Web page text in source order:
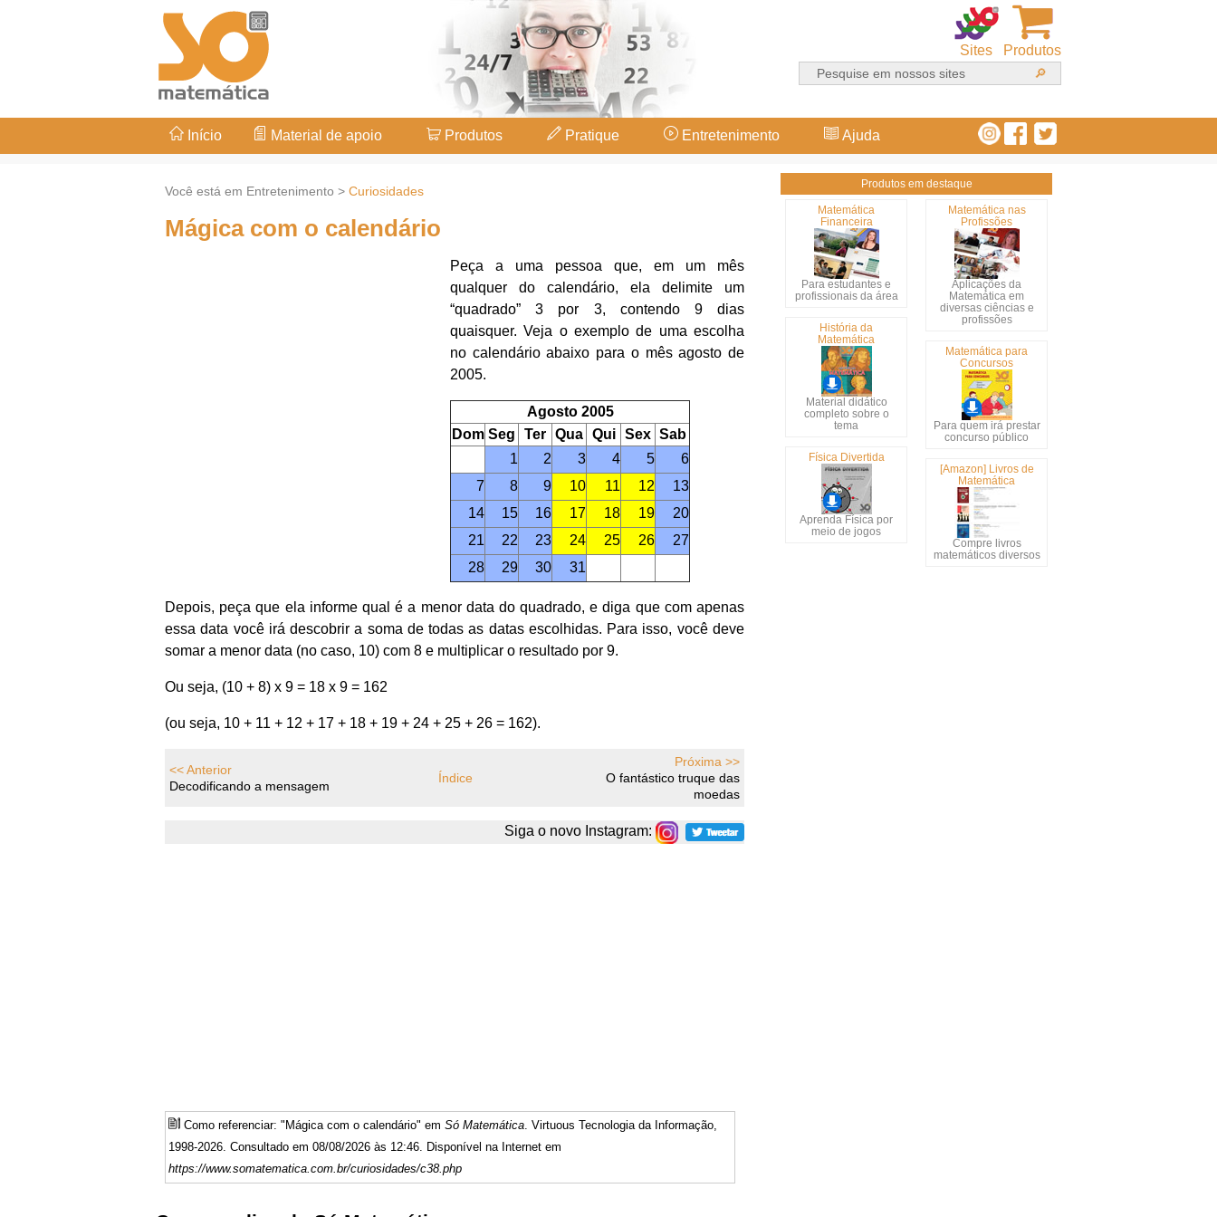
Produtos
Sites
Início Material de apoio Produtos Pratique Entretenimento Ajuda
Você está em Entretenimento > Curiosidades
Mágica com o calendário
Peça a uma pessoa que, em um mês
qualquer do calendário, ela delimite um
“quadrado” 3 por 3, contendo 9 dias
quaisquer. Veja o exemplo de uma escolha
no calendário abaixo para o mês agosto de
2005.
Agosto 2005
Dom Seg Ter Qua Qui Sex Sab
1
2 3 4 5
6
7
8 9 10 11 12
13
14
15 16 17 18 19
20
21
22 23 24 25 26
27
28
29 30 31
Depois, peça que ela informe qual é a menor data do quadrado, e diga que com apenas
essa data você irá descobrir a soma de todas as datas escolhidas. Para isso, você deve
somar a menor data (no caso, 10) com 8 e multiplicar o resultado por 9.
Ou seja, (10 + 8) x 9 = 18 x 9 = 162
(ou seja, 10 + 11 + 12 + 17 + 18 + 19 + 24 + 25 + 26 = 162).
<< Anterior
Decodificando a mensagem
Índice
Próxima >>
O fantástico truque das
moedas
Siga o novo Instagram:
Como referenciar: "Mágica com o calendário" em Só Matemática . Virtuous Tecnologia da Informação,
1998-2026. Consultado em 08/08/2026 às 12:46. Disponível na Internet em
https://www.somatematica.com.br/curiosidades/c38.php
Produtos em destaque
Matemática
Financeira
Para estudantes e
profissionais da área
Matemática nas
Profissões
Aplicações da
Matemática em
diversas ciências e
profissões
História da
Matemática
Material didático
completo sobre o
tema
Matemática para
Concursos
Para quem irá prestar
concurso público
Física Divertida
Aprenda Física por
meio de jogos
[Amazon] Livros de
Matemática
Compre livros
matemáticos diversos